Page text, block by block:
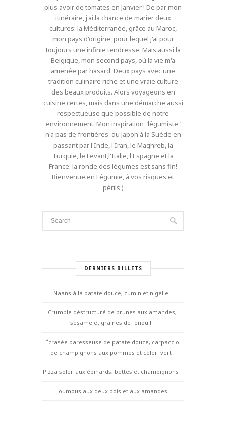
plus avoir de tomates en Janvier ! De par mon
itinéraire, j'ai la chance de marier deux
cultures: la Méditerranée, grâce au Maroc,
mon pays d'origine, pour lequel j'ai pour
toujours une infinie tendresse. Mais aussi la
Belgique, mon second pays, où la vie m'a
amenée par hasard. Deux pays avec une
tradition culinaire riche et une vraie culture
des beaux produits. Alors voyageons en
cuisine certes, mais dans une démarche aussi
respectueuse que possible de notre
environnement. Mon inspiration "légumiste"
n'a pas de frontières: du Japon à la Suède en
passant par l'Inde, l'Iran, le Maghreb, la
Turquie, le Levant,l'Italie, l'Espagne et la
France: la ronde des légumes est sans fin!
Bienvenue en Légumie, à vos risques et
périls:)
DERNIERS BILLETS
Naans à la patate douce, cumin et nigelle
Crumble déstructuré de prunes aux amandes,
sésame et graines de fenouil
Écrasée paresseuse de patate douce, carpaccio
de champignons aux pommes et céleri vert
Pizza soleil aux épinards, bettes et champignons
Houmous aux deux pois et aux amandes